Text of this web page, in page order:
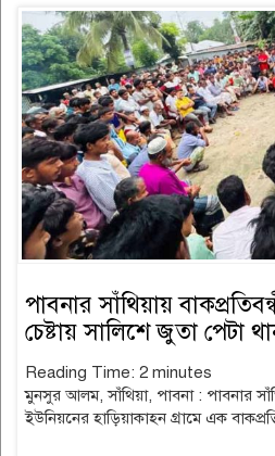
পাবনার সাঁথিয়ায়
চেষ্টায় সালিশে জুতা পেটা
Reading Time: 2 minutes
মুনসুর আলম, সাঁথিয়া, পাবনা : পাবনার
ইউনিয়নের হাড়িয়াকাহন গ্রামে এক